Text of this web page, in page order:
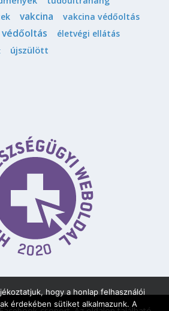
vakcina vakcina védőoltás
védőoltás életvégi ellátás
újszülött
hogy a honlap felhasználói
érdekében sütiket alkalmazunk. A